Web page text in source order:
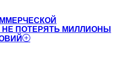
ПОТЕРЯТЬ МИЛЛИОНЫ